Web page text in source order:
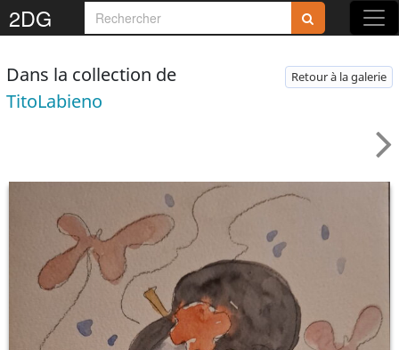
2DG
Dans la collection de
TitoLabieno
Retour à la galerie